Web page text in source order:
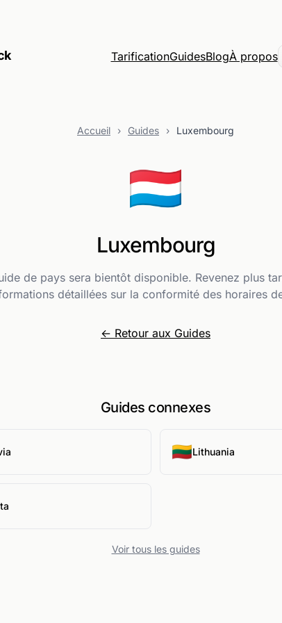
TarificationGuidesBlogÀ propos
Accueil › Guides › Luxembourg
🇱🇺
Luxembourg
de pays sera bientôt disponible. Revenez plus
détaillées sur la conformité des horaires
← Retour aux Guides
Guides connexes
🇱🇹Lithuania
Voir tous les guides